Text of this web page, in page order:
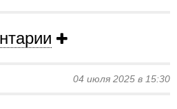
04 июля 2025 в 15:30